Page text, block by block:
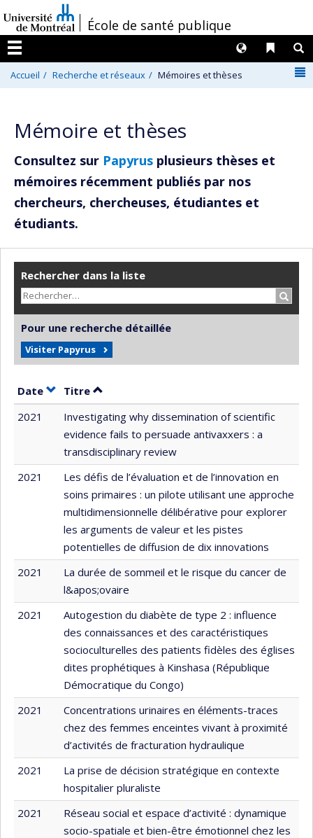
au
contenu
/École de santé publique
Menu
Liens
Langues
Accueil Recherche et réseaux Mémoires et thèses
Mémoire et thèses
Consultez sur Papyrus plusieurs thèses et
mémoires récemment publiés par nos
chercheurs, chercheuses, étudiantes et
étudiants.
Rechercher dans la liste
Pour une recherche détaillée
Visiter Papyrus
Date Trier par date en ordre croissant
Titre Trier par titre en ordre croissant
2021
Investigating why dissemination of scientific
evidence fails to persuade antivaxxers : a
transdisciplinary review
2021
Les défis de l’évaluation et de l’innovation en
soins primaires : un pilote utilisant une approche
multidimensionnelle délibérative pour explorer
les arguments de valeur et les pistes
potentielles de diffusion de dix innovations
2021
La durée de sommeil et le risque du cancer de
l&apos;ovaire
2021
Autogestion du diabète de type 2 : influence
des connaissances et des caractéristiques
socioculturelles des patients fidèles des églises
dites prophétiques à Kinshasa (République
Démocratique du Congo)
2021
Concentrations urinaires en éléments-traces
chez des femmes enceintes vivant à proximité
d’activités de fracturation hydraulique
2021
La prise de décision stratégique en contexte
hospitalier pluraliste
2021
Réseau social et espace d’activité : dynamique
socio-spatiale et bien-être émotionnel chez les